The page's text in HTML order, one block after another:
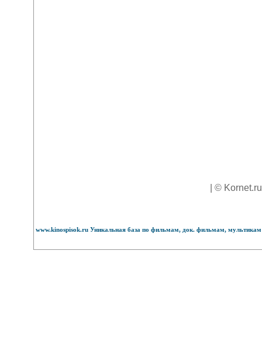
| ©
www.kinospisok.ru Уникальная база по фильмам, док. фильмам,